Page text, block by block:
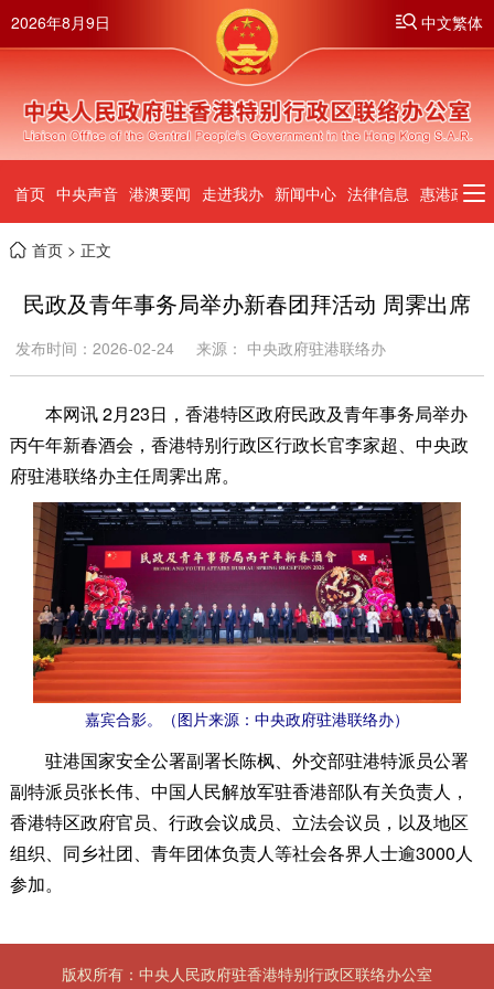
2026年8月9日 中文繁体
首页 中央声音 港澳要闻 走进我办 新闻中心 法律信息 惠港政策
首页> 正文
民政及青年事务局举办新春团拜活动 周霁出席
发布时间：2026-02-24 来源： 中央政府驻港联络办
本网讯 2月23日，香港特区政府民政及青年事务局举办
丙午年新春酒会，香港特别行政区行政长官李家超、中央政
府驻港联络办主任周霁出席。
嘉宾合影。（图片来源：中央政府驻港联络办）
驻港国家安全公署副署长陈枫、外交部驻港特派员公署
副特派员张长伟、中国人民解放军驻香港部队有关负责人，
香港特区政府官员、行政会议成员、立法会议员，以及地区
组织、同乡社团、青年团体负责人等社会各界人士逾3000人
参加。
版权所有：中央人民政府驻香港特别行政区联络办公室